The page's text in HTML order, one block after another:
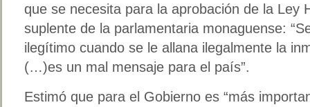
que se necesita para la aprobación de la Ley
suplente de la parlamentaria monaguense:
ilegítimo cuando se le allana ilegalmente la
(…)es un mal mensaje para el país”.
Estimó que para el Gobierno es “más